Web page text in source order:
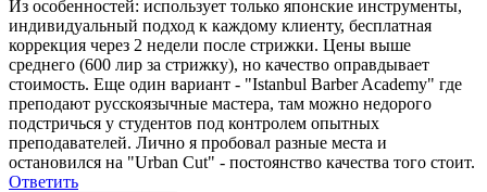
Из особенностей: использует только японские инструменты,
индивидуальный подход к каждому клиенту, бесплатная
коррекция через 2 недели после стрижки. Цены выше
среднего (600 лир за стрижку), но качество оправдывает
стоимость. Еще один вариант - "Istanbul Barber Academy" где
преподают русскоязычные мастера, там можно недорого
подстричься у студентов под контролем опытных
преподавателей. Лично я пробовал разные места и
остановился на "Urban Cut" - постоянство качества того стоит.
Ответить